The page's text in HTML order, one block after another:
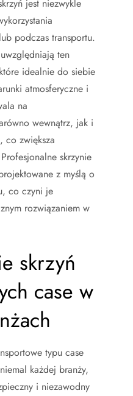
jest niezwykle
podczas transportu.
ten
idealnie do siebie
atmosferyczne i
na
wewnątrz, jak i
co zwiększa
skrzynie
z myślą o
co czyni je
rozwiązaniem w
skrzyń
case w
typu case
każdej branży,
i niezawodny